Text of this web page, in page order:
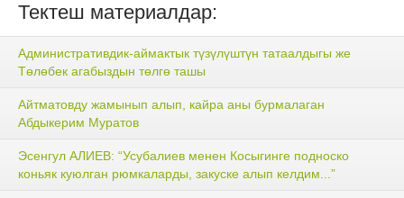
Тектеш материалдар:
Административдик-аймактык түзүлүштүн татаалдыгы же
Төлөбек агабыздын төлгө ташы
Айтматовду жамынып алып, кайра аны бурмалаган
Абдыкерим Муратов
Эсенгул АЛИЕВ: “Усубалиев менен Косыгинге подноско
коньяк куюлган рюмкаларды, закуске алып келдим...”